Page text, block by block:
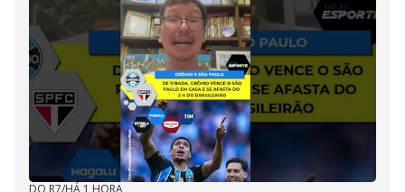
DO R7/HÁ 1 HORA